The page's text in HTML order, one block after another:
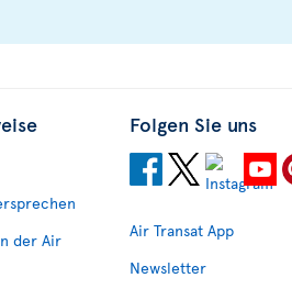
der Air
Folgen Sie uns
Air Transat App
Newsletter